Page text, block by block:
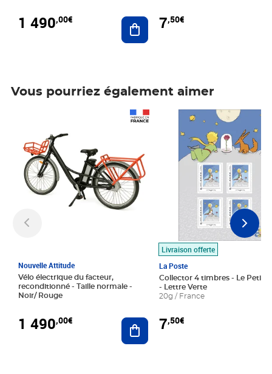
1 490,00€ Ajouter au panier
7,50€
Vous pourriez également aimer
Nouvelle Attitude
Vélo électrique du facteur,
reconditionné - Taille normale -
Noir/ Rouge
1 490,00€ Ajouter au panier
Livraison offerte
La Poste
Collector 4 timbres - Le Petit
- Lettre Verte
20g / France
7,50€
Prix 7,50€